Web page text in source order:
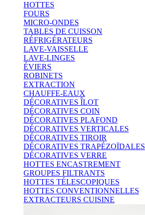
HOTTES
FOURS
MICRO-ONDES
TABLES DE CUISSON
RÉFRIGÉRATEURS
LAVE-VAISSELLE
LAVE-LINGES
ÉVIERS
ROBINETS
EXTRACTION
CHAUFFE-EAUX
DÉCORATIVES ÎLOT
DÉCORATIVES COIN
DÉCORATIVES PLAFOND
DÉCORATIVES VERTICALES
DÉCORATIVES TIROIR
DÉCORATIVES TRAPÉZOÏDALES
DÉCORATIVES VERRE
HOTTES ENCASTREMENT
GROUPES FILTRANTS
HOTTES TÉLESCOPIQUES
HOTTES CONVENTIONNELLES
EXTRACTEURS CUISINE